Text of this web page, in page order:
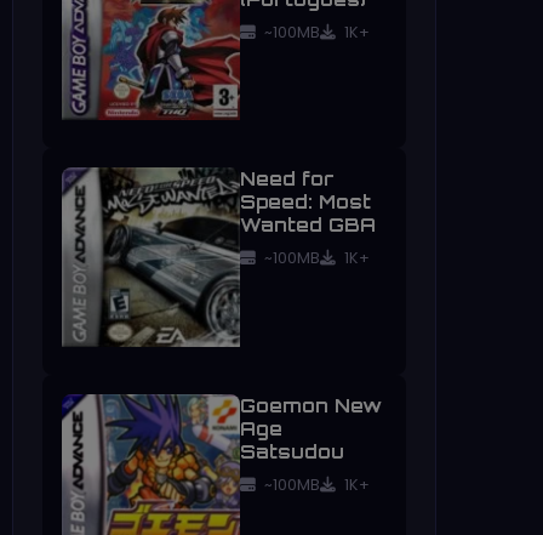
~100MB 1K+
Need for
Speed: Most
Wanted GBA
~100MB 1K+
Goemon New
Age
Satsudou
~100MB 1K+